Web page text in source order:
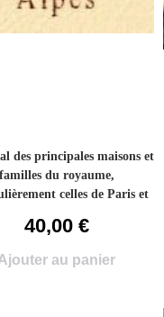
des principales maisons et
familles du royaume,
celles de Paris et
de tous les blasons par
[et Gastelier de la
– Pierre-Paul Dubuisson –
40,00 €
au panier